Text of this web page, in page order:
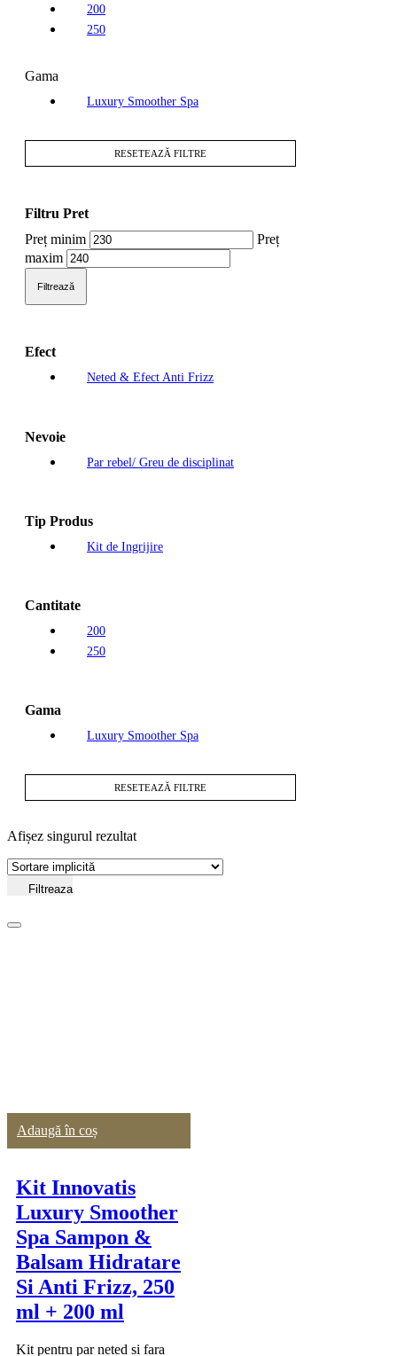
200
250
Gama
Luxury Smoother Spa
RESETEAZĂ FILTRE
Filtru Pret
Preț minim
Preț
maxim
Filtrează
Efect
Neted & Efect Anti Frizz
Nevoie
Par rebel/ Greu de disciplinat
Tip Produs
Kit de Ingrijire
Cantitate
200
250
Gama
Luxury Smoother Spa
RESETEAZĂ FILTRE
Afișez singurul rezultat
Filtreaza
Adaugă în coș
Kit Innovatis
Luxury Smoother
Spa Sampon &
Balsam Hidratare
Si Anti Frizz, 250
ml + 200 ml
Kit pentru par neted si fara